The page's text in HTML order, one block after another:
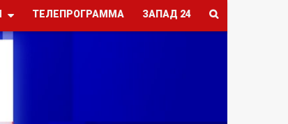
ТЕЛЕПРОГРАММА ЗАПАД 24